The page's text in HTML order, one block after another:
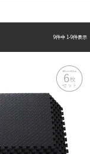
9件中1-9件表示